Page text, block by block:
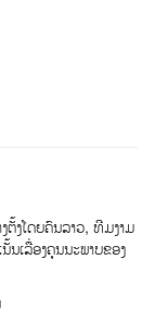
ງໂດຍຄົນລາວ, ທີມງາມ
ນເລື່ອງຄຸນນະພາບຂອງ